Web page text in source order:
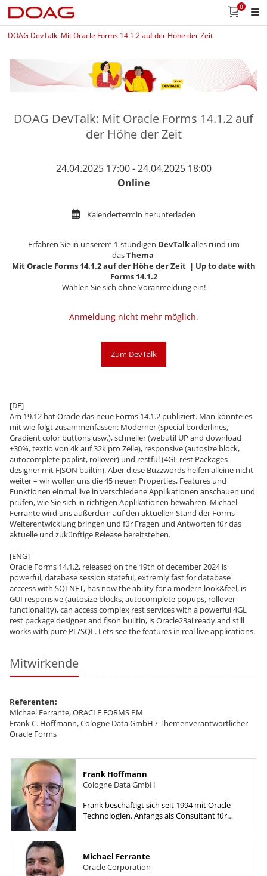
0
DOAG DevTalk: Mit Oracle Forms 14.1.2 auf der Höhe der Zeit
DOAG DevTalk: Mit Oracle Forms 14.1.2 auf
der Höhe der Zeit
24.04.2025 17:00 - 24.04.2025 18:00
Online
Kalendertermin herunterladen
Erfahren Sie in unserem 1-stündigen DevTalkalles rund um
dasThema
Mit Oracle Forms 14.1.2 auf der Höhe der Zeit | Up to date with
Forms 14.1.2
Wählen Sie sich ohne Voranmeldung ein!
Anmeldung nicht mehr möglich.
Zum DevTalk
[DE]
Am 19.12 hat Oracle das neue Forms 14.1.2 publiziert. Man könnte es
mit wie folgt zusammenfassen: Moderner (special borderlines,
Gradient color buttons usw.), schneller (webutil UP and download
+30%, textio von 4k auf 32k pro Zeile), responsive (autosize block,
autocomplete poplist, rollover) und restful (4GL rest Packages
designer mit FJSON builtin). Aber diese Buzzwords helfen alleine nicht
weiter – wir wollen uns die 45 neuen Properties, Features und
Funktionen einmal live in verschiedene Applikationen anschauen und
prüfen, wie Sie sich in richtigen Applikationen bewähren. Michael
Ferrante wird uns außerdem auf den aktuellen Stand der Forms
Weiterentwicklung bringen und für Fragen und Antworten für das
aktuelle und zukünftige Release bereitstehen.
[ENG]
Oracle Forms 14.1.2, released on the 19th of december 2024 is
powerful, database session stateful, extremly fast for database
acccess with SQLNET, has now the ability for a modern look&feel, is
GUI responsive (autosize blocks, autocomplete popups, rollover
functionality), can access complex rest services with a powerful 4GL
rest package designer and fjson builtin, is Oracle23ai ready and still
works with pure PL/SQL. Lets see the features in real live applications.
Mitwirkende
Referenten:
Michael Ferrante, ORACLE FORMS PM
Frank C. Hoffmann, Cologne Data GmbH / Themenverantwortlicher
Oracle Forms
Frank Hoffmann
Cologne Data GmbH
Frank beschäftigt sich seit 1994 mit Oracle
Technologien. Anfangs als Consultant für
Michael Ferrante
Oracle Corporation